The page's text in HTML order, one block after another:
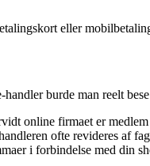
eller
burde man reelt
online firmaet er
ofte revideres af
i forbindelse med din